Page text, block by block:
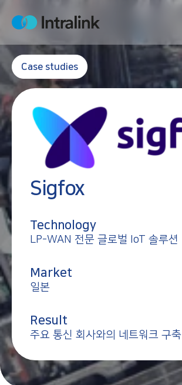
t
c
n
n
t
H
m
e
Case studies
Sigfox
Technology
LP-WAN 전문 글로벌 IoT 솔루션
Market
일본
Result
주요 통신 회사와의 네트워크 구축